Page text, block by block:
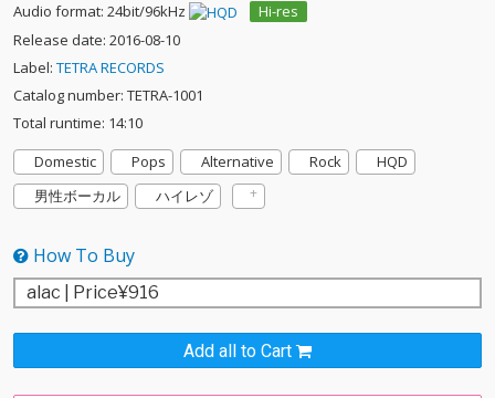
Audio format: 24bit/96kHz
Hi-res
Release date: 2016-08-10
Label: TETRA RECORDS
Catalog number: TETRA-1001
Total runtime: 14:10
Domestic
Pops Alternative Rock
HQD
男性ボーカル
ハイレゾ
How To Buy
Add all to Cart